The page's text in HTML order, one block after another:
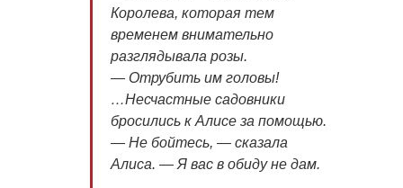
Королева, которая тем
временем внимательно
разглядывала розы.
— Отрубить им головы!
…Несчастные садовники
бросились к Алисе за помощью.
— Не бойтесь, — сказала
Алиса. — Я вас в обиду не дам.